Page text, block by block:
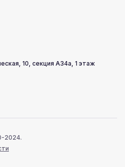
10, секция А34а, 1 этаж
2024.